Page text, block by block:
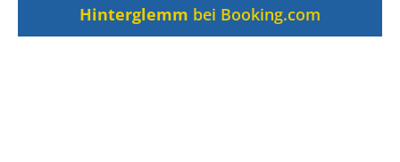
Hinterglemm bei Booking.com